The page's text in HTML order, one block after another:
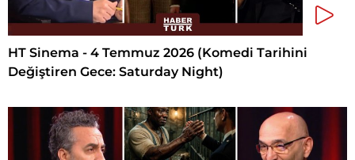
HT Sinema - 4 Temmuz 2026 (Komedi Tarihini
Değiştiren Gece: Saturday Night)